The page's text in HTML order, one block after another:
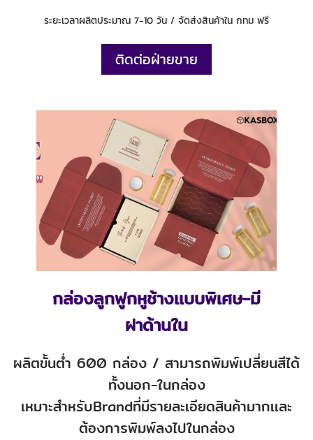
ระยะเวลาผลิตประมาณ 7-10 วัน / จัดส่งสินค้าใน กทม ฟรี
ติดต่อฝ่ายขาย
กล่องลูกฟูกหูช้างเเบบพิเศษ-มี
ฝาด้านใน
ผลิตขั้นต่ำ 600 กล่อง / สามารถพิมพ์เปลี่ยนสีได้
ทั้งนอก-ในกล่อง
เหมาะสำหรับBrandที่มีรายละเอียดสินค้ามากเเละ
ต้องการพิมพ์ลงไปในกล่อง